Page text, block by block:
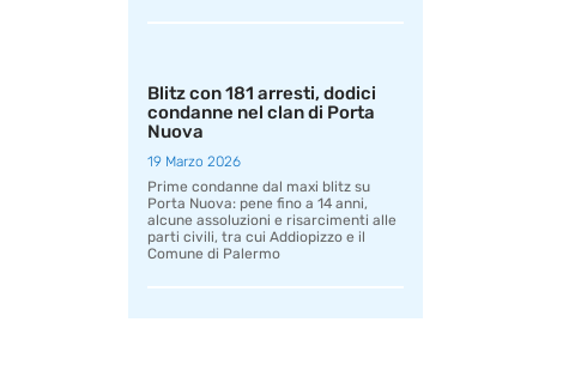
Blitz con 181 arresti, dodici
condanne nel clan di Porta
Nuova
19 Marzo 2026
Prime condanne dal maxi blitz su
Porta Nuova: pene fino a 14 anni,
alcune assoluzioni e risarcimenti alle
parti civili, tra cui Addiopizzo e il
Comune di Palermo